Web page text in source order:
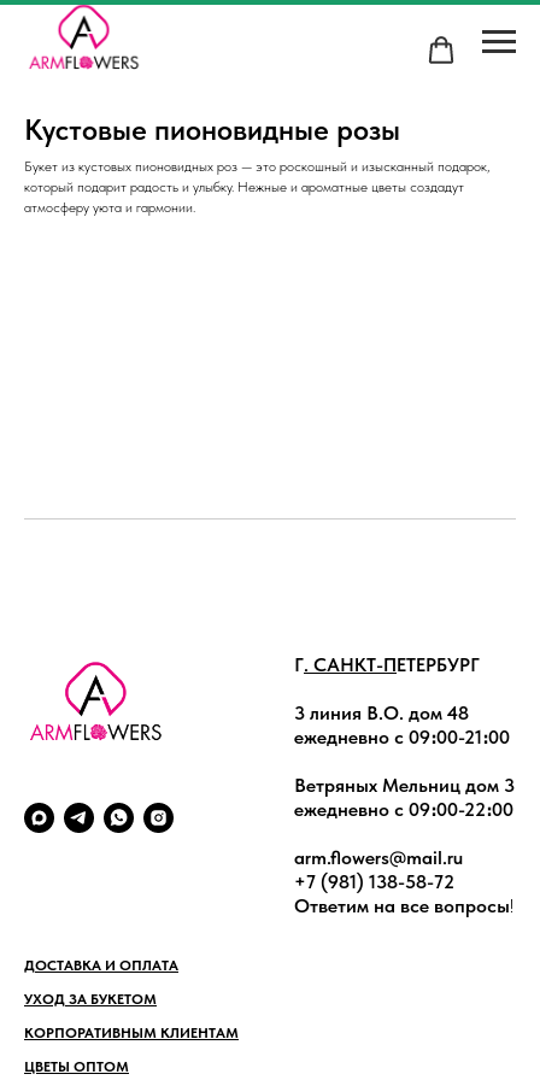
Кустовые пионовидные розы
Букет из кустовых пионовидных роз — это роскошный и изысканный подарок,
который подарит радость и улыбку. Нежные и ароматные цветы создадут
атмосферу уюта и гармонии.
Г. САНКТ-ПЕТЕРБУРГ
3 линия В.О. дом 48
ежедневно с 09։00-21։00
Ветряных Мельниц дом 3
ежедневно с 09։00-22։00
arm.flowers@mail.ru
+7 (981) 138-58-72
Ответим на все вопросы!
ДОСТАВКА И ОПЛАТА
УХОД ЗА БУКЕТОМ
КОРПОРАТИВНЫМ КЛИЕНТАМ
ЦВЕТЫ ОПТОМ